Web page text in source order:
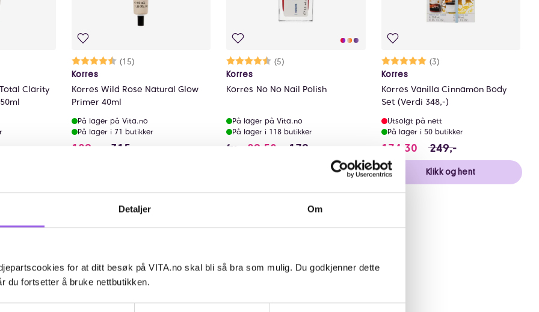
Detaljer Om
for at ditt besøk på VITA.no skal bli så bra som mulig. Du godkjenner dette
du fortsetter å bruke nettbutikken.
Clarity
for 229 NOK, du sparer 91.6 NOK
Karakter:
(15)
4.7 av 5 mulige
Korres
Korres Wild Rose Natural Glow
Primer 40ml
På lager på Vita.no
På lager i 71 butikker
189,- 189 i stedet for 315 NOK, du sparer 126 NOK
315,-
Karakter:
(5)
4.8 av 5 mulige
Korres
Korres No No Nail Polish
På lager på Vita.no
På lager i 118 butikker
fra 89,50 89.5 i stedet for 179 NOK, du sparer 89.5 NOK
179,-
Karakter:
(3)
5.0 av 5 mulige
Korres
Korres Vanilla Cinnamon Body
Set (Verdi 348,-)
Utsolgt på nett
På lager i 50 butikker
174,30 174.3 i stedet for 249
249,-
Klikk og hent